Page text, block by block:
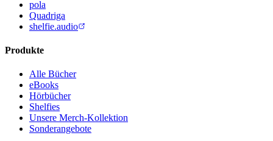
pola
Quadriga
shelfie.audio
Produkte
Alle Bücher
eBooks
Hörbücher
Shelfies
Unsere Merch-Kollektion
Sonderangebote